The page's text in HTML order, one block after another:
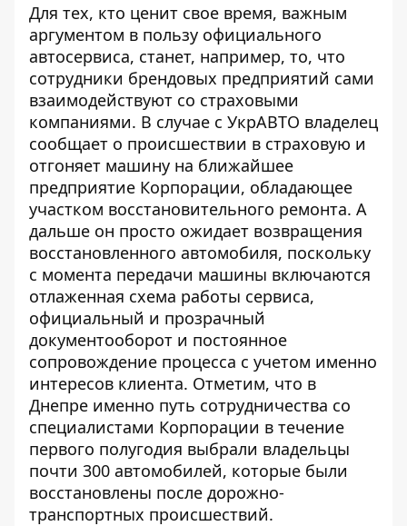
Для тех, кто ценит свое время, важным
аргументом в пользу официального
автосервиса, станет, например, то, что
сотрудники брендовых предприятий сами
взаимодействуют со страховыми
компаниями. В случае с УкрАВТО владелец
сообщает о происшествии в страховую и
отгоняет машину на ближайшее
предприятие Корпорации, обладающее
участком восстановительного ремонта. А
дальше он просто ожидает возвращения
восстановленного автомобиля, поскольку
с момента передачи машины включаются
отлаженная схема работы сервиса,
официальный и прозрачный
документооборот и постоянное
сопровождение процесса с учетом именно
интересов клиента. Отметим, что в
Днепре именно путь сотрудничества со
специалистами Корпорации в течение
первого полугодия выбрали владельцы
почти 300 автомобилей, которые были
восстановлены после дорожно-
транспортных происшествий.